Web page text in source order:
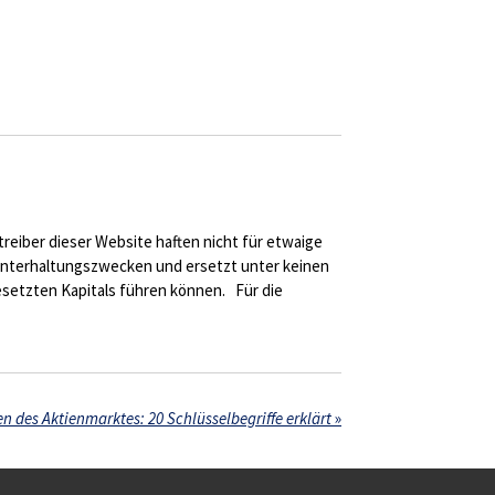
dieser Website haften nicht für etwaige
und ersetzt unter keinen
Kapitals führen können. Für die
des Aktienmarktes: 20 Schlüsselbegriffe erklärt»